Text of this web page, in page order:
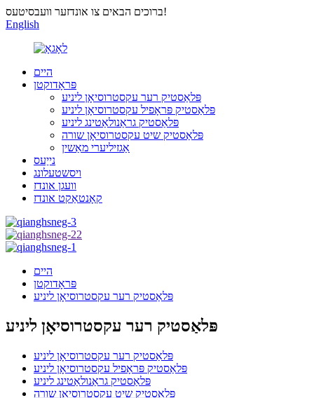
ברוכים הבאים צו אונדזער וועבסיטעס!
English
היים
פּראָדוקטן
פּלאַסטיק רער עקסטרוסיאָן ליניע
פּלאַסטיק פּראָפיל עקסטרוסיאָן ליניע
פּלאַסטיק גראַנולאַטינג ליניע
פּלאַסטיק שיט עקסטרוסיאָן שורה
אַגזיליערי מאַשין
נייַעס
ויסשטעלונג
וועגן אונדז
קאָנטאַקט אונדז
היים
פּראָדוקטן
פּלאַסטיק רער עקסטרוסיאָן ליניע
פּלאַסטיק רער עקסטרוסיאָן ליניע
פּלאַסטיק רער עקסטרוסיאָן ליניע
פּלאַסטיק פּראָפיל עקסטרוסיאָן ליניע
פּלאַסטיק גראַנולאַטינג ליניע
פּלאַסטיק שיט עקסטרוסיאָן שורה